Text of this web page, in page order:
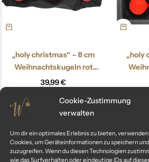
Cookie-Zustimmung
verwalten
Um dir ein optimales Erlebnis zu bieten,
Cookies, um Geräteinformationen zu speichern
zuzugreifen. Wenn du diesen Technologien
wie das Surfverhalten oder eindeutige IDs auf
„holy christmas“ – 8 cm
Weihnachtskugeln rot
hochglanz
39,99€
inkl. MwSt.
„holy
Out Of